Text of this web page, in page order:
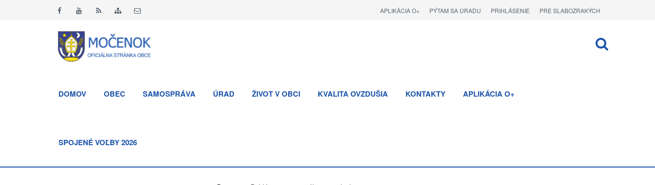
PRE SLABOZRAKÝCH
PRIHLÁSENIE
PÝTAM SA ÚRADU
APLIKÁCIA O+
DOMOV OBEC SAMOSPRÁVA ÚRAD ŽIVOT V OBCI KVALITA OVZDUŠIA KONTAKTY APLIKÁCIA O+
SPOJENÉ VOĽBY 2026